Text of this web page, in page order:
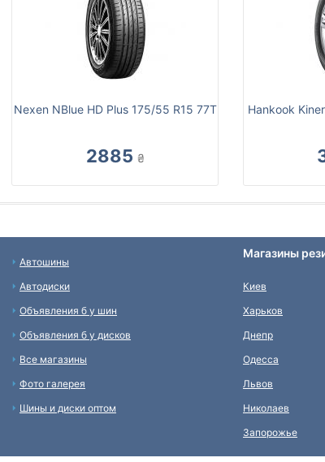
Nexen NBlue HD Plus 175/55 R15 77T
2885 ₴
Hankook
Автошины
Автодиски
Объявления б у шин
Объявления б у дисков
Все магазины
Фото галерея
Шины и диски оптом
Магазины
Киев
Харьков
Днепр
Одесса
Львов
Николаев
Запорожье